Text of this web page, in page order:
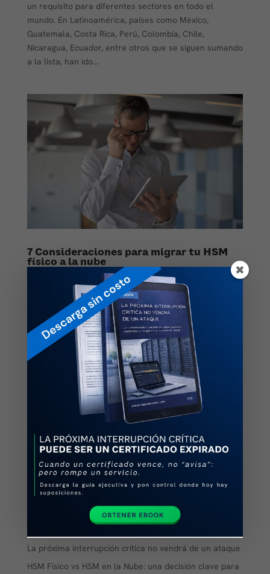
un requisito para diferentes sectores en todo el
mundo. En Latinoamérica, países como México,
Guatemala, Costa Rica, Perú, Colombia, Chile,
Nicaragua, Ecuador, entre otros que se siguen sumando
a la lista, han ido...
7 Consideraciones para migrar tu HSM
físico a la nube
Oct 22, 2020 Encripción FIPS 140-2 ,
Hardware Security Module,HSM,
,PCI HSM
¿Llegó el momento de cambiar tu equipo HSM y estás
considerando migrar a la nube? Si tu Hardware Security
Module ya tiene 5 o más años de operación, es
probable que estés considerando actualizar tu
infraestructura. Sabemos que comprar un equipo
nuevo requiere una gran...
Entradas recientes
Automatización o visibilidad: qué necesita realmente tu
Antes de automatizar tus certificados… ¿tienes
visibilidad completa?
Las preguntas que importan sobre los certificados
La próxima interrupción crítica no vendrá de un ataque
HSM Físico vs HSM en la Nube: una decisión clave para